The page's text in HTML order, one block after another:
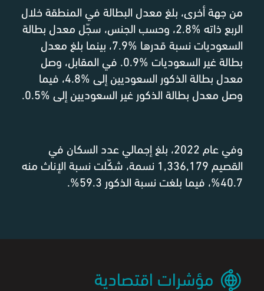
من جهة أخرى، بلغ معدل البطالة في المنطقة خلال
الربع ذاته %2.8، وحسب الجنس، سجّل معدل بطالة
السعوديات نسبة قدرها %7.9، بينما بلغ معدل
بطالة غير السعوديات %0.9. في المقابل، وصل
معدل بطالة الذكور السعوديين إلى %4.8، فيما
وصل معدل بطالة الذكور غير السعوديين إلى %0.5.
وفي عام 2022، بلغ إجمالي عدد السكان في
القصيم 1,336,179 نسمة، شكّلت نسبة الإناث منه
40.7%، فيما بلغت نسبة الذكور 59.3%.
مؤشرات اقتصادية